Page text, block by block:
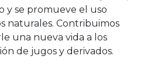
y se promueve el uso
naturales. Contribuimos
una nueva vida a los
de jugos y derivados.